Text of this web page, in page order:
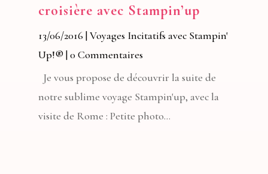
croisière avec Stampin’up
13/06/2016 |Voyages Incitatifs avec Stampin'
Up!® | 0 Commentaires
Je vous propose de découvrir la suite de
notre sublime voyage Stampin'up, avec la
visite de Rome : Petite photo...